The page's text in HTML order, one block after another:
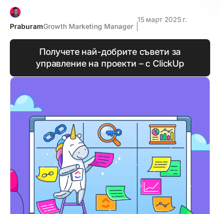
PraburamGrowth Marketing Manager
15 март 2025 г.
Получете най-добрите съвети за
управление на проекти – с ClickUp